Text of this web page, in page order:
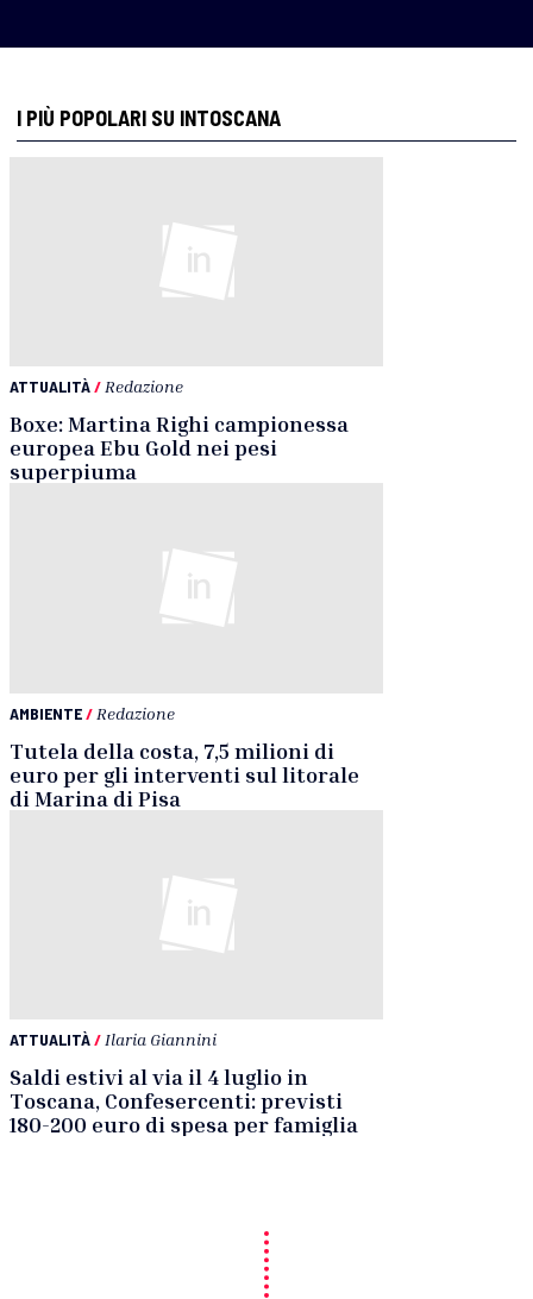
I PIÙ POPOLARI SU INTOSCANA
ATTUALITÀ/ Redazione
Boxe: Martina Righi campionessa
europea Ebu Gold nei pesi
superpiuma
AMBIENTE/ Redazione
Tutela della costa, 7,5 milioni di
euro per gli interventi sul litorale
di Marina di Pisa
ATTUALITÀ/ Ilaria Giannini
Saldi estivi al via il 4 luglio in
Toscana, Confesercenti: previsti
180-200 euro di spesa per famiglia